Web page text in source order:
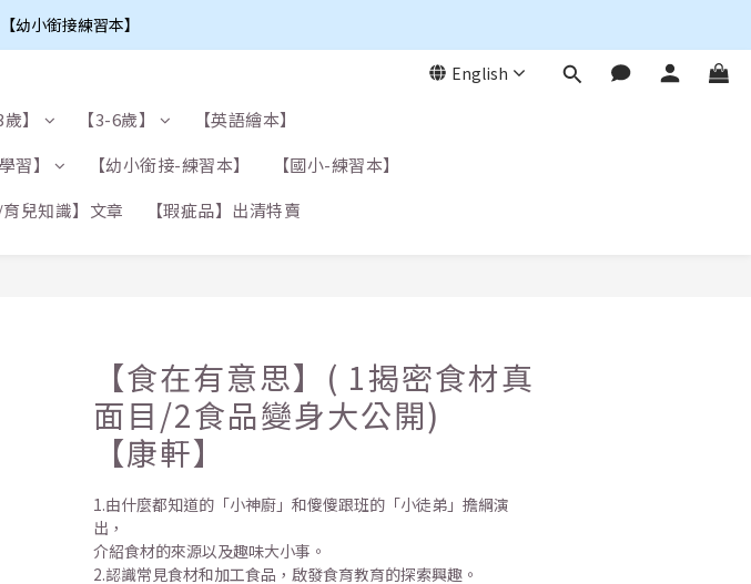
幼小銜接練習本】
English
】 【3-6歲】
【英語繪本】
習】 【幼小銜接-練習本】
【國小-練習本】
育兒知識】文章 【瑕疵品】出清特賣
【食在有意思】( 1揭密食材真
面目/2食品變身大公開)
【康軒】
1.由什麼都知道的「小神廚」和傻傻跟班的「小徒弟」擔綱演
出，
介紹食材的來源以及趣味大小事。
2.認識常見食材和加工食品，啟發食育教育的探索興趣。